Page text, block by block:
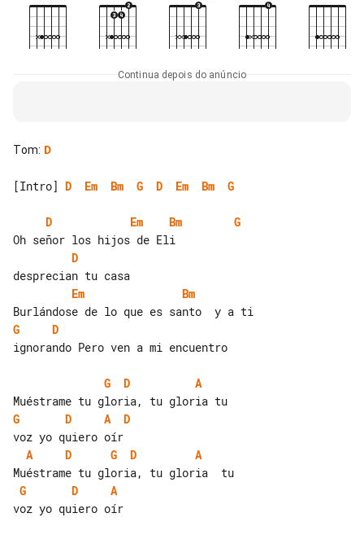
Continua depois do anúncio
Tom: D
[Intro] D Em Bm G D Em Bm G
D Em Bm
G
D
Em
Bm
G
D
ignorando Pero ven a mi encuentro
G D
A
G
D A
D
A
D G D
A
G
D
A
voz yo quiero oír